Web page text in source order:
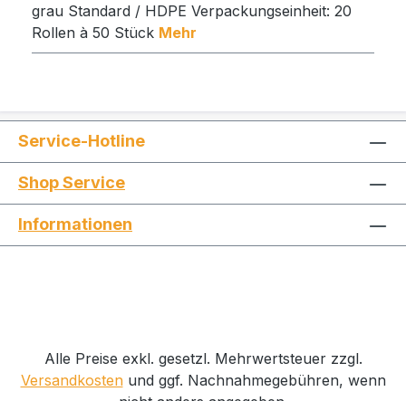
grau Standard / HDPE Verpackungseinheit: 20
Rollen à 50 Stück Mehr
Service-Hotline
Shop Service
Informationen
Alle Preise exkl. gesetzl. Mehrwertsteuer zzgl.
Versandkostenund ggf. Nachnahmegebühren, wenn